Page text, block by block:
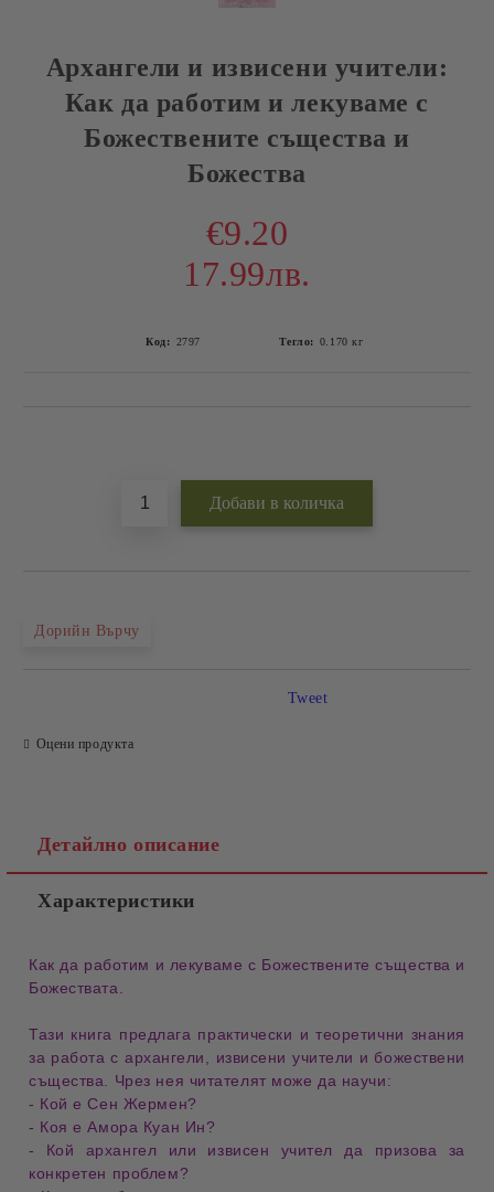
Архангели и извисени учители:
Как да работим и лекуваме с
Божествените същества и
Божества
€9.20
17.99лв.
Код: 2797 Тегло: 0.170 кг
Дорийн Върчу
Оцени продукта
Tweet
Детайлно описание
Характеристики
Как да работим и лекуваме с Божествените същества и
Божествата.
Тази книга предлага практически и теоретични знания
за работа с архангели, извисени учители и божествени
същества . Чрез нея читателят може да научи:
- Кой е Сен Жермен?
- Коя е Амора Куан Ин?
- Кой архангел или извисен учител да призова
за
конкретен проблем?